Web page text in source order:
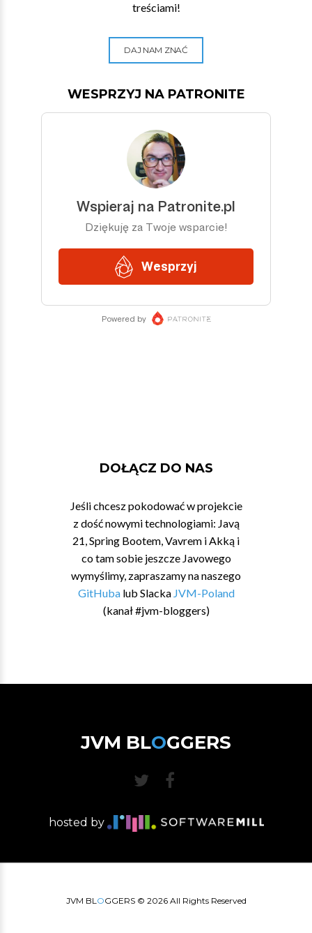
treściami!
DAJ NAM ZNAĆ
WESPRZYJ NA PATRONITE
DOŁĄCZ DO NAS
Jeśli chcesz pokodować w projekcie
z dość nowymi technologiami: Javą
21, Spring Bootem, Vavrem i Akką i
co tam sobie jeszcze Javowego
wymyślimy, zapraszamy na naszego
GitHubalub Slacka JVM-Poland
(kanał #jvm-bloggers)
JVM BLOGGERS
hosted by
JVM BLOGGERS © 2026All Rights Reserved